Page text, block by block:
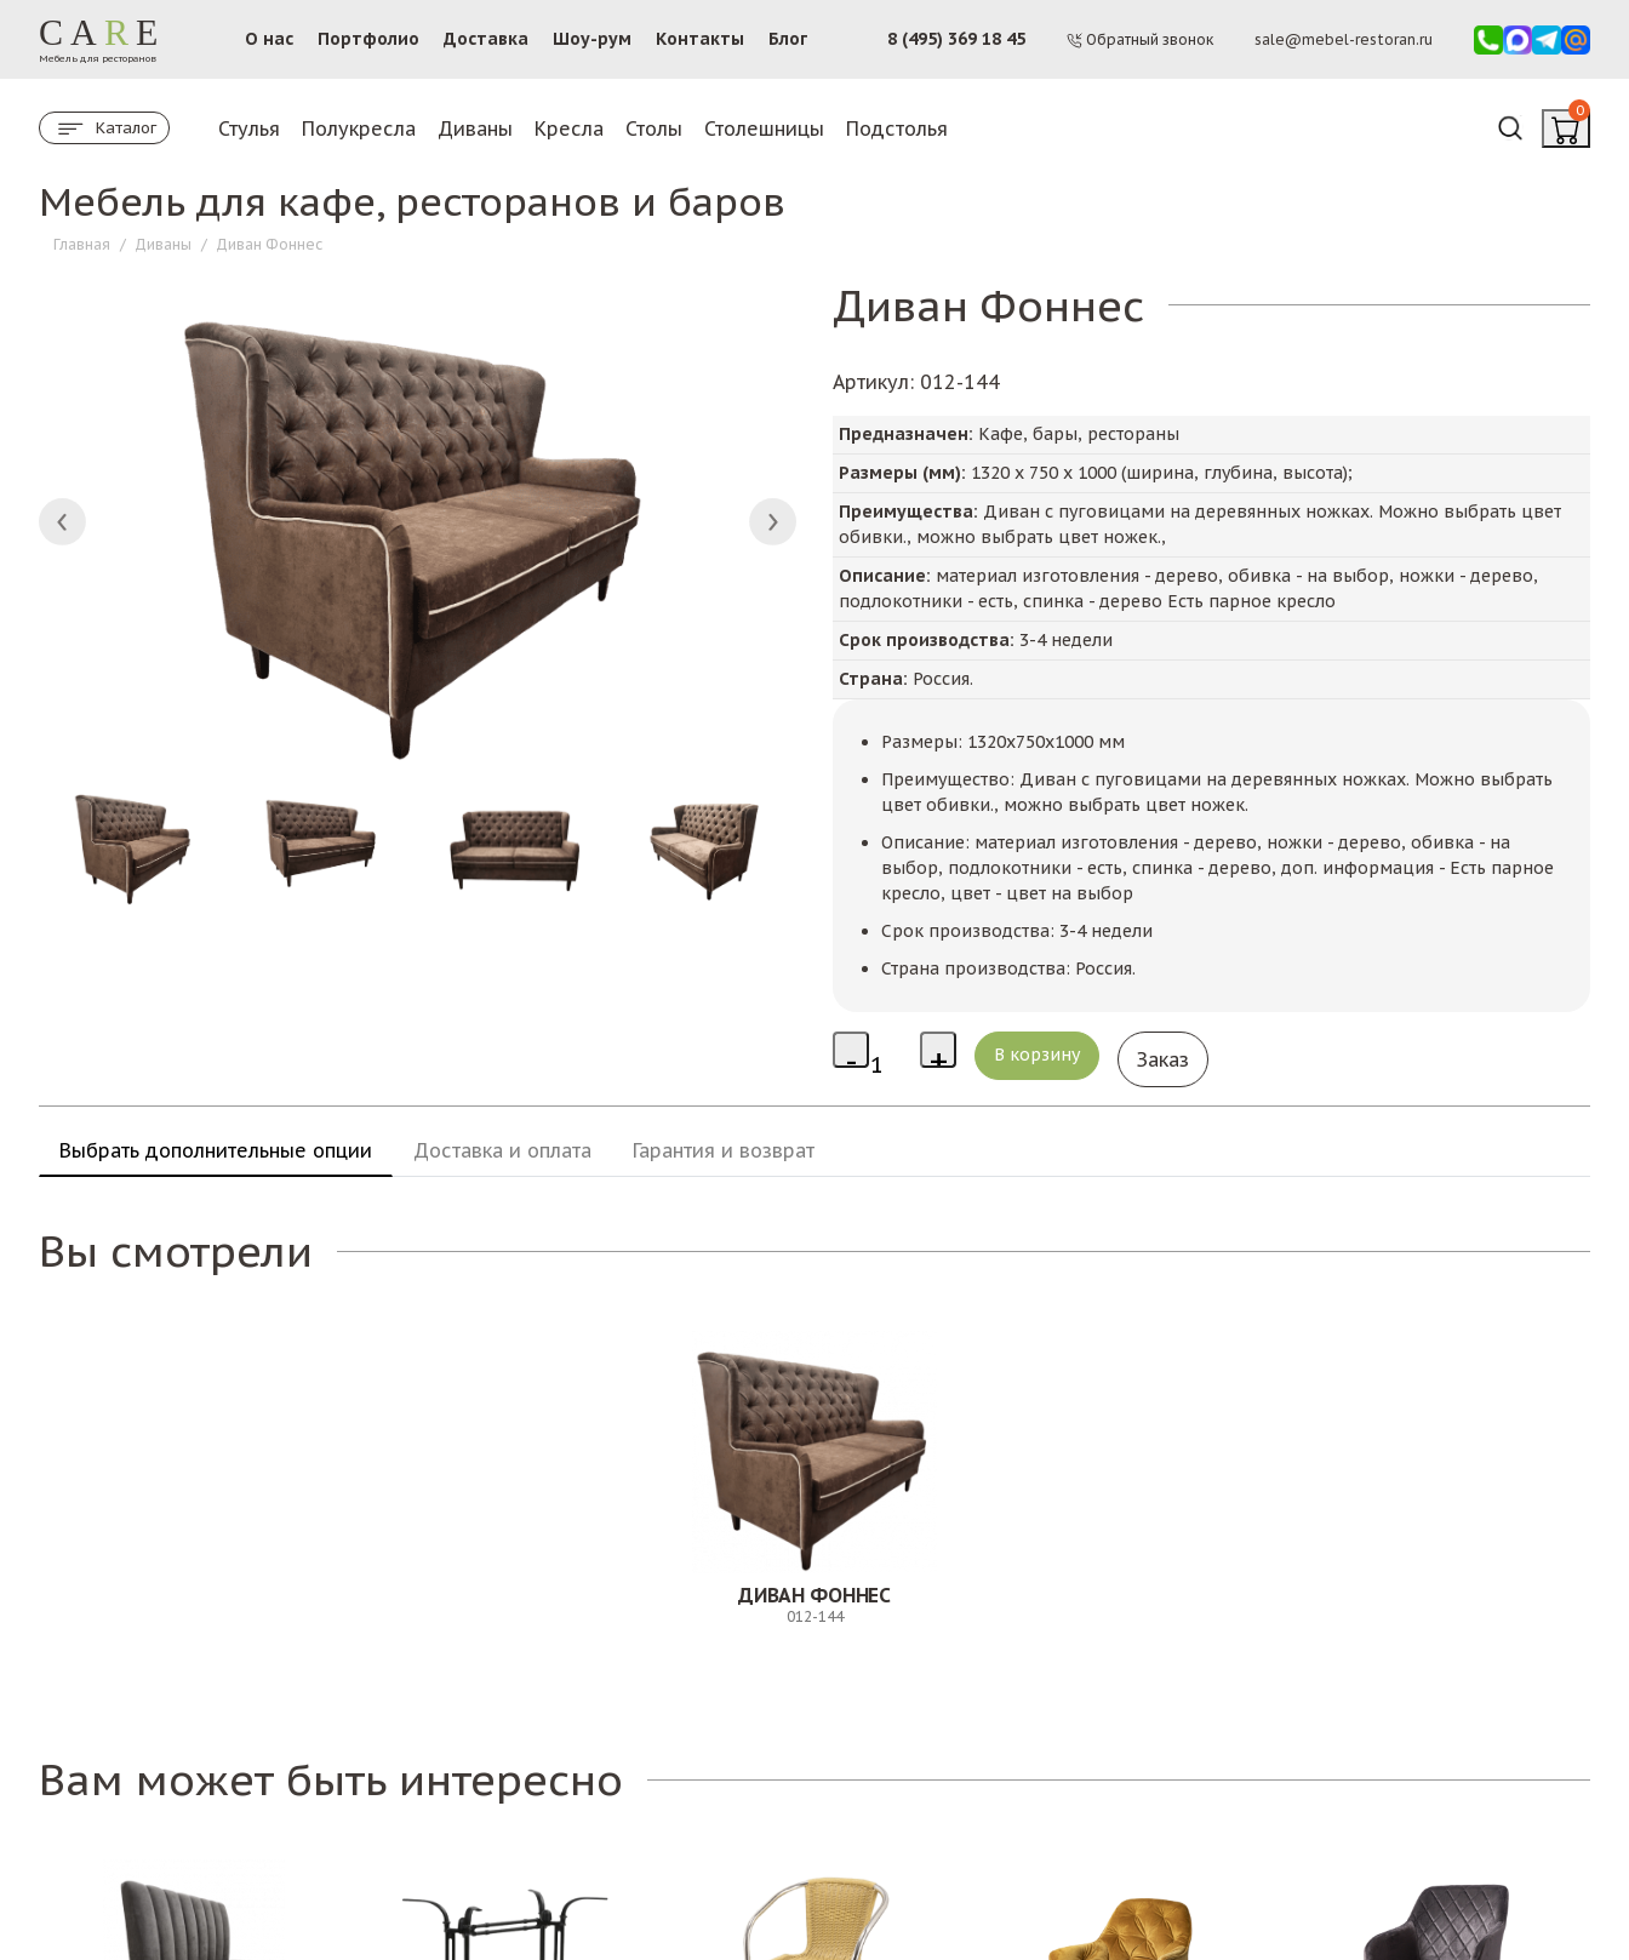
CA R E
Мебель для ресторанов
О нас Портфолио Доставка Шоу-рум Контакты Блог 8 (495) 369 18 45 Обратный звонок sale@mebel-restoran.ru
Каталог Стулья Полукресла Диваны Кресла Столы Столешницы Подстолья
0
Мебель для кафе, ресторанов и баров
Главная / Диваны / Диван Фоннес
Диван Фоннес
Артикул: 012-144
Предназначен: Кафе, бары, рестораны
Размеры (мм): 1320 х 750 х 1000 (ширина, глубина, высота);
Преимущества: Диван с пуговицами на деревянных ножках. Можно выбрать цвет
обивки., можно выбрать цвет ножек.,
Описание: материал изготовления - дерево, обивка - на выбор, ножки - дерево,
подлокотники - есть, спинка - дерево Есть парное кресло
Срок производства: 3-4 недели
Страна: Россия.
Размеры: 1320x750x1000 мм
Преимущество: Диван с пуговицами на деревянных ножках. Можно выбрать
цвет обивки., можно выбрать цвет ножек.
Описание: материал изготовления - дерево, ножки - дерево, обивка - на
выбор, подлокотники - есть, спинка - дерево, доп. информация - Есть парное
кресло, цвет - цвет на выбор
Срок производства: 3-4 недели
Страна производства: Россия.
Заказ
Выбрать дополнительные опции Доставка и оплата Гарантия и возврат
Вы смотрели
ДИВАН ФОННЕС
012-144
Вам может быть интересно